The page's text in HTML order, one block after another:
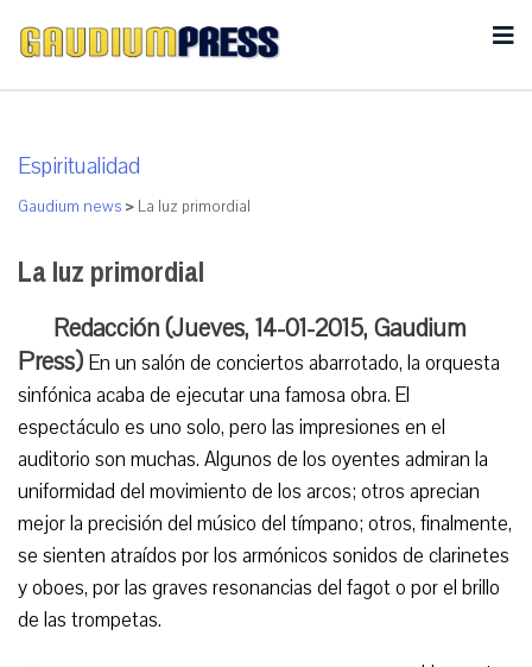
Espiritualidad
Gaudium news > La luz primordial
La luz primordial
Redacción (Jueves, 14-01-2015, Gaudium
Press) En un salón de conciertos abarrotado, la orquesta
sinfónica acaba de ejecutar una famosa obra. El
espectáculo es uno solo, pero las impresiones en el
auditorio son muchas. Algunos de los oyentes admiran la
uniformidad del movimiento de los arcos; otros aprecian
mejor la precisión del músico del tímpano; otros, finalmente,
se sienten atraídos por los armónicos sonidos de clarinetes
y oboes, por las graves resonancias del fagot o por el brillo
de las trompetas.